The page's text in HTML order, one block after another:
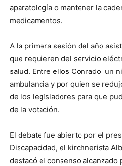
aparatología o mantener la
medicamentos.
A la primera sesión del año
que requieren del servicio
salud. Entre ellos Conrado, un
ambulancia y por quien se
de los legisladores para que
de la votación.
El debate fue abierto por el
Discapacidad, el kirchnerista
destacó el consenso alcanzado